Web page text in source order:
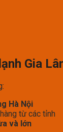
Gia
Hà Nội
từ các tỉnh
và lớn